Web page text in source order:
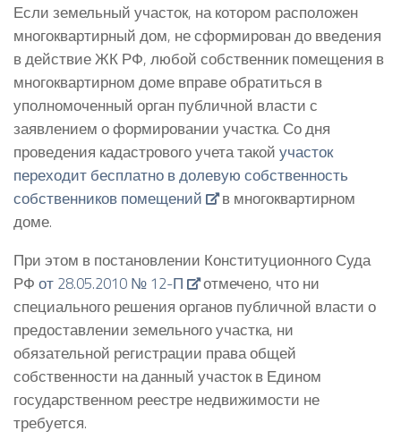
Если земельный участок, на котором расположен
многоквартирный дом, не сформирован до введения
в действие ЖК РФ, любой собственник помещения в
многоквартирном доме вправе обратиться в
уполномоченный орган публичной власти с
заявлением о формировании участка. Со дня
проведения кадастрового учета такой участок
переходит бесплатно в долевую собственность
собственников помещений
в многоквартирном
доме.
При этом в постановлении Конституционного Суда
РФ от 28.05.2010 № 12-П
отмечено, что ни
специального решения органов публичной власти о
предоставлении земельного участка, ни
обязательной регистрации права общей
собственности на данный участок в Едином
государственном реестре недвижимости не
требуется.